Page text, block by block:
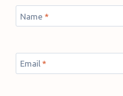
Name *
Email *